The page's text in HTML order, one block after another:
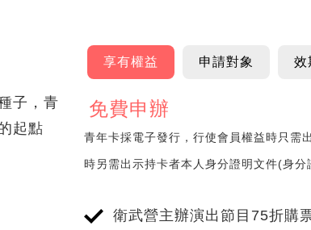
至
申
請
對
象
子，青
起點
享有權益 申請對象 效
享有權益
免費申辦
青年卡採電子發行，行使會員權益時只需
時另需出示持卡者本人身分證明文件(身分
衛武營主辦演出節目75折購